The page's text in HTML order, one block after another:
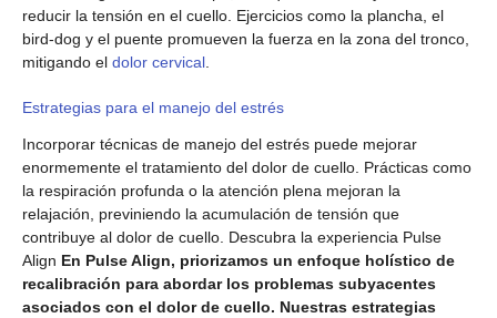
reducir la tensión en el cuello. Ejercicios como la plancha, el
bird-dog y el puente promueven la fuerza en la zona del tronco,
mitigando el dolor cervical
Estrategias para el manejo del estrés
Incorporar técnicas de manejo del estrés puede mejorar
enormemente el tratamiento del dolor de cuello. Prácticas como
la respiración profunda o la atención plena mejoran la
relajación, previniendo la acumulación de tensión que
contribuye al dolor de cuello. Descubra la experiencia Pulse
Align En Pulse Align, priorizamos un enfoque holístico de
recalibración para abordar los problemas subyacentes
asociados con el dolor de cuello. Nuestras estrategias